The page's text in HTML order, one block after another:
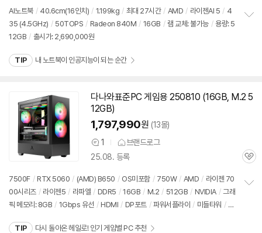
견
리
뷰
AI노트북 / 40.6cm(16인치) / 1.199kg / 최대 27시간 / AMD / 라이젠AI 5 / 4
35 (4.5GHz) / 50TOPS / Radeon 840M / 16GB / 램 교체: 불가능 / 용량: 5
12GB / 출시가: 2,690,000원
TIP 내 노트북이 인공지능이 되는 순간
다나와표준PC 게임용 250810 (16GB, M.2 5
12GB)
1,797,990원 (13몰)
상
품
견
1
브랜드로그
25.08. 등록
관
7500F / RTX 5060 / (AMD) B650 / OS미포함 / 750W / AMD / 라이젠 70
00시리즈 / 라이젠5 / 라파엘 / DDR5 / 16GB / M.2 / 512GB / NVIDIA / 그래
픽 메모리: 8GB / 1Gbps 유선 / HDMI / DP포트 / 파워서플라이 / 미들타워 / LE
TIP 다시 돌아온 헤일로! 인기 게임별 PC 추천